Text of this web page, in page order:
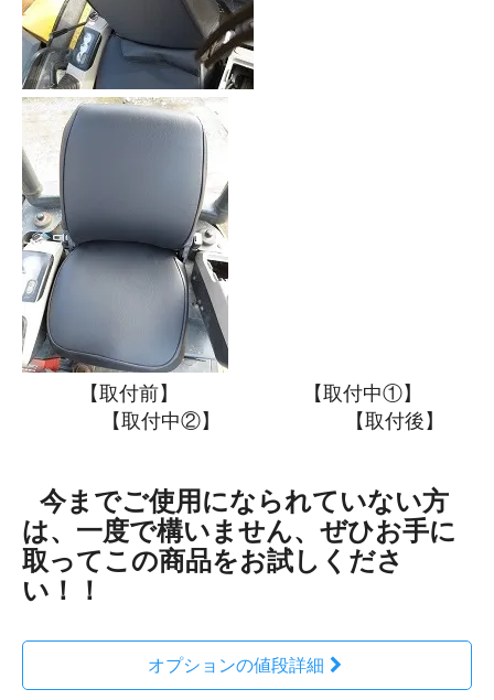
【取付前】 【取付中①】
【取付中②】 【取付後】
今までご使用になられていない方
は、一度で構いません、ぜひお手に
取ってこの商品をお試しくださ
い！！
オプションの値段詳細